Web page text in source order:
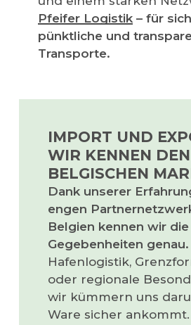
Pfeifer Logistik– für
pünktliche und
Transporte.
IMPORT UND
WIR KENNEN DEN
BELGISCHEN
Dank unserer
engen
Belgien kennen wir
Gegebenheiten genau.
Hafenlogistik,
oder regionale
wir kümmern uns
Ware sicher